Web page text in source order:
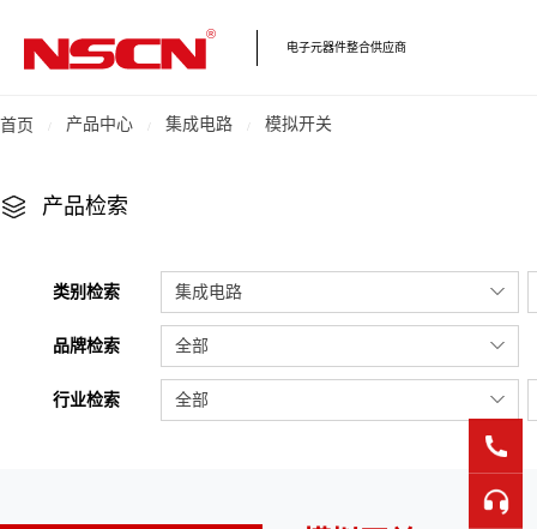
电子元器件整合供应商
首页 产品中心 集成电路 模拟开关
产品检索
类别检索 集成电路
品牌检索 全部
行业检索 全部